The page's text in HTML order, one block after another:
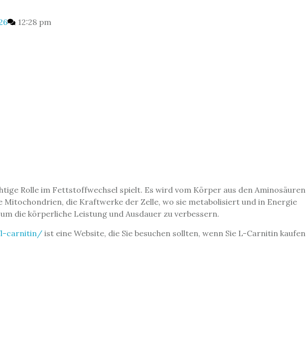
12:28 pm
Rolle im Fettstoffwechsel spielt. Es wird vom Körper aus den Aminosäuren
die Kraftwerke der Zelle, wo sie metabolisiert und in Energie
die körperliche Leistung und Ausdauer zu verbessern.
l-carnitin/ ist eine Website, die Sie besuchen sollten, wenn Sie L-Carnitin kaufen